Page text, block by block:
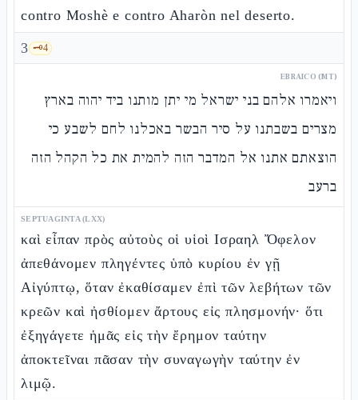
contro Moshè e contro Aharòn nel deserto.
3 🗝️4
EBRAICO (MT)
ויאמרו אלהם בני ישראל מי יתן מותנו ביד יהוה בארץ
מצרים בשבתנו על סיר הבשר באכלנו לחם לשבע כי
הוצאתם אתנו אל המדבר הזה להמית את כל הקהל הזה
ברעב
SEPTUAGINTA (LXX)
καὶ εἶπαν πρὸς αὐτοὺς οἱ υἱοὶ Ισραηλ Ὄφελον
ἀπεθάνομεν πληγέντες ὑπὸ κυρίου ἐν γῇ
Αἰγύπτῳ, ὅταν ἐκαθίσαμεν ἐπὶ τῶν λεβήτων τῶν
κρεῶν καὶ ἠσθίομεν ἄρτους εἰς πλησμονήν· ὅτι
ἐξηγάγετε ἡμᾶς εἰς τὴν ἔρημον ταύτην
ἀποκτεῖναι πᾶσαν τὴν συναγωγὴν ταύτην ἐν
λιμῷ.